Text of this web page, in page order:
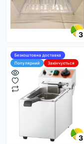
3
Безкоштовна доставка
Популярний
Закінчується
3